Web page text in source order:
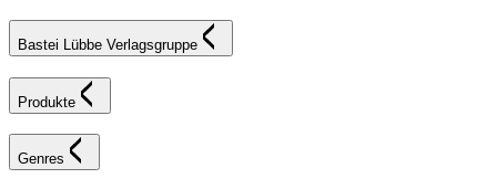
Bastei Lübbe Verlagsgruppe
Produkte
Genres